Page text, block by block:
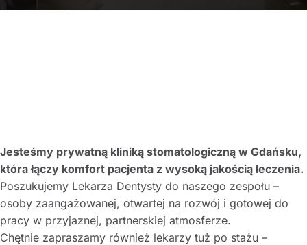
Jesteśmy prywatną kliniką stomatologiczną w Gdańsku,
która łączy komfort pacjenta z wysoką jakością leczenia.
Poszukujemy Lekarza Dentysty do naszego zespołu –
osoby zaangażowanej, otwartej na rozwój i gotowej do
pracy w przyjaznej, partnerskiej atmosferze.
Chętnie zapraszamy również lekarzy tuż po stażu –